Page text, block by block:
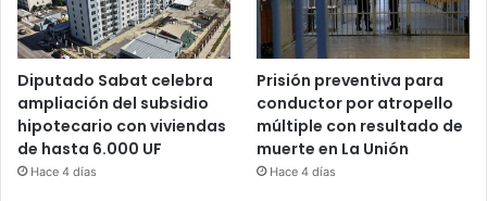
Diputado Sabat celebra
ampliación del subsidio
hipotecario con viviendas
de hasta 6.000 UF
Hace 4 días
Prisión preventiva para
conductor por atropello
múltiple con resultado de
muerte en La Unión
Hace 4 días